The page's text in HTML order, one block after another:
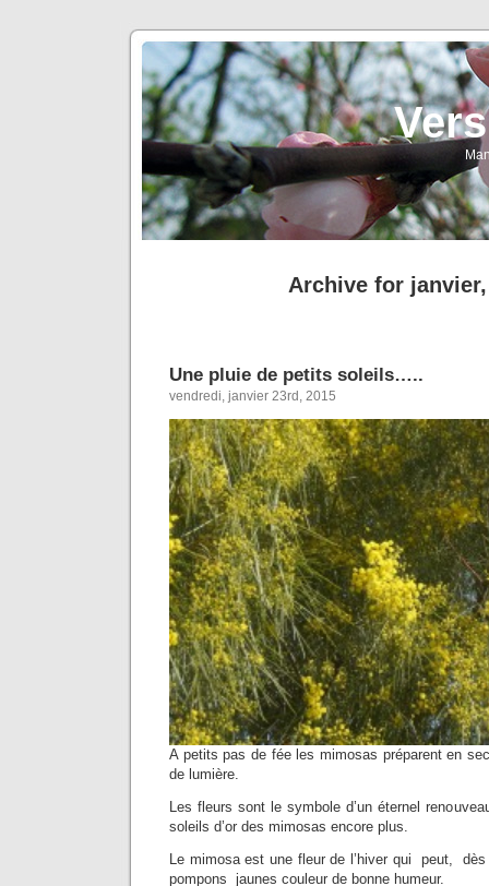
Archive for janvier,
Une pluie de petits soleils…..
vendredi, janvier 23rd, 2015
A petits pas de fée les mimosas préparent en
de lumière.
Les fleurs sont le symbole d’un éternel
soleils d’or des mimosas encore plus.
Le mimosa est une fleur de l’hiver qui peut,
pompons jaunes couleur de bonne humeur.